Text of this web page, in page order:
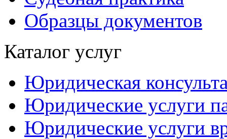
Образцы документов
Каталог услуг
Юридическая
Юридические услуги
Юридические услуги